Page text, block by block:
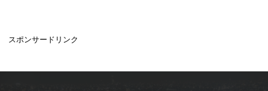
スポンサードリンク